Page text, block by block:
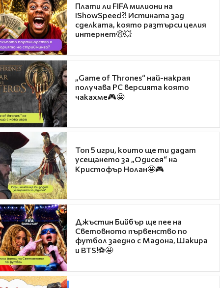
Плати ли FIFA милиони на
IShowSpeed?! Истината зад
сделката, която разтърси целия
интернет🤑💥
„Game of Thrones“ най-накрая
получава PC версията която
чакахме🎮🤩
Топ 5 игри, които ще ти дадат
усещането за „Одисея“ на
Кристофър Нолан🤩🎮
Джъстин Бийбър ще пее на
Световното първенство по
футбол заедно с Мадона, Шакира
и BTS!⚽🤩